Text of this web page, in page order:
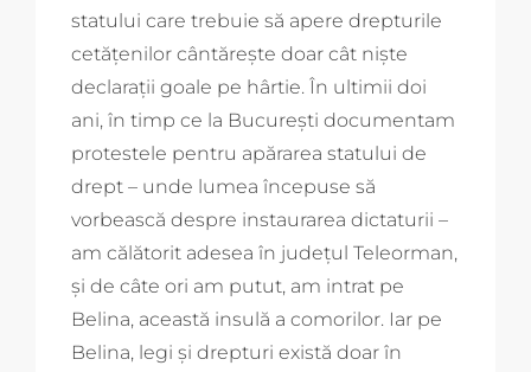
statului care trebuie să apere drepturile
cetățenilor cântărește doar cât niște
declarații goale pe hârtie. În ultimii doi
ani, în timp ce la București documentam
protestele pentru apărarea statului de
drept – unde lumea începuse să
vorbească despre instaurarea dictaturii –
am călătorit adesea în județul Teleorman,
și de câte ori am putut, am intrat pe
Belina, această insulă a comorilor. Iar pe
Belina, legi și drepturi există doar în